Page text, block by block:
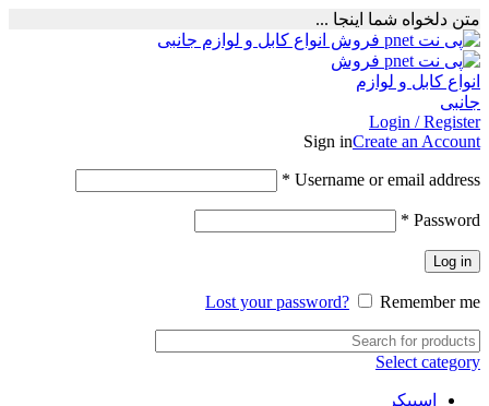
متن دلخواه شما اینجا ...
Login / Register
Sign inCreate an Account
Username or email address
*
Password
*
Log in
Lost your password? Remember me
Select category
اسپیکر